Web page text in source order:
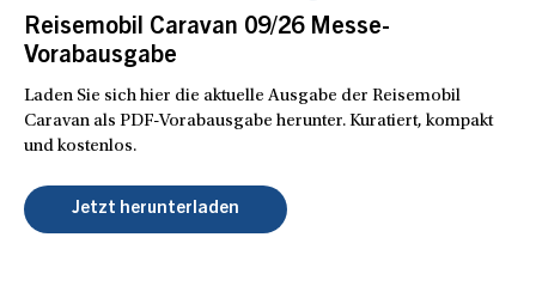
Reisemobil Caravan 09/26 Messe-
Vorabausgabe
Laden Sie sich hier die aktuelle Ausgabe der Reisemobil
Caravan als PDF-Vorabausgabe herunter. Kuratiert, kompakt
und kostenlos.
Jetzt herunterladen